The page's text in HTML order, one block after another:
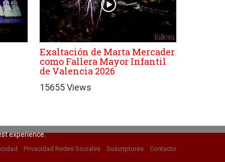
Exaltación de Marta Mercader
como Fallera Mayor Infantil
de Valencia 2026
15655 Views
Privacidad Redes Sociales Suscriptores Contacto
experience.